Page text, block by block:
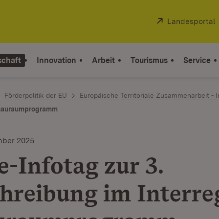
Extern:
Landesportal
Innovation Arbeit Tourismus Service
Förderpolitik der EU
Europäische Territoriale Zusammenarbeit -
2025
Infotag zur 3.
im